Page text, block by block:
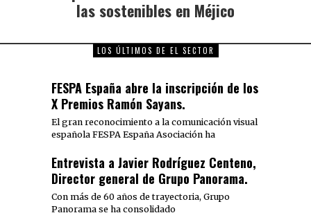
las sostenibles en Méjico
LOS ÚLTIMOS DE EL SECTOR
FESPA España abre la inscripción de los
X Premios Ramón Sayans.
El gran reconocimiento a la comunicación visual
española FESPA España Asociación ha
Entrevista a Javier Rodríguez Centeno,
Director general de Grupo Panorama.
Con más de 60 años de trayectoria, Grupo
Panorama se ha consolidado